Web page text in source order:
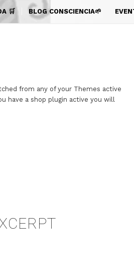
🛒 BLOG CONSCIENCIA🌱
from any of your Themes active
have a shop plugin active you will